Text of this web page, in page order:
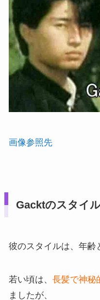
画像参照先
Gacktのスタイ
彼のスタイルは、年齢
若い頃は、 長髪で神秘
ましたが、